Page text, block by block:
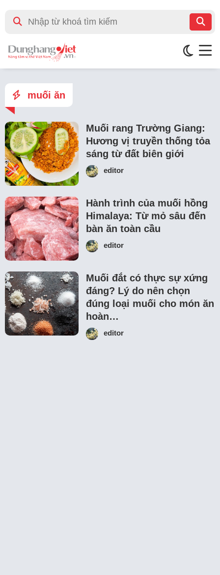
muối ăn
Muối rang Trường Giang:
Hương vị truyền thống tỏa
sáng từ đất biên giới
editor
Hành trình của muối hồng
Himalaya: Từ mỏ sâu đến
bàn ăn toàn cầu
editor
Muối đắt có thực sự xứng
đáng? Lý do nên chọn
đúng loại muối cho món ăn
hoàn…
editor